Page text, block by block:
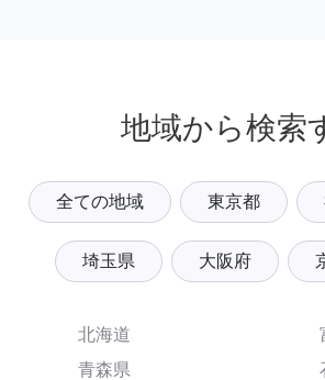
地域から検索
全ての地域 東京都
埼玉県 大阪府
北海道
青森県